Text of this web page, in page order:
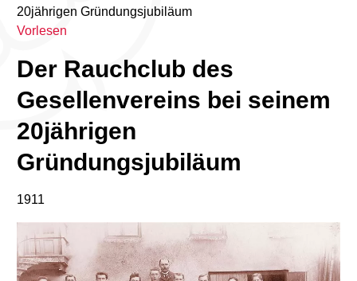
20jährigen Gründungsjubiläum
Vorlesen
Der Rauchclub des
Gesellenvereins bei seinem
20jährigen
Gründungsjubiläum
1911